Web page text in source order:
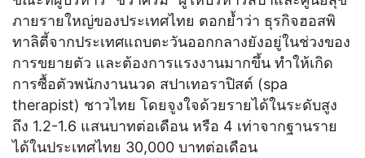
ภายรายใหญ่ของประเทศไทย ตอกย้ำว่า ธุรกิจฮอสพิ
ทาลิตี้จากประเทศแถบตะวันออกกลางยังอยู่ในช่วงของ
การขยายตัว และต้องการแรงงานมากขึ้น ทำให้เกิด
การซื้อตัวพนักงานนวด สปาเทอราปิสต์ (spa
therapist) ชาวไทย โดยจูงใจด้วยรายได้ในระดับสูง
ถึง 1.2-1.6 แสนบาทต่อเดือน หรือ 4 เท่าจากฐานราย
ได้ในประเทศไทย 30,000 บาทต่อเดือน